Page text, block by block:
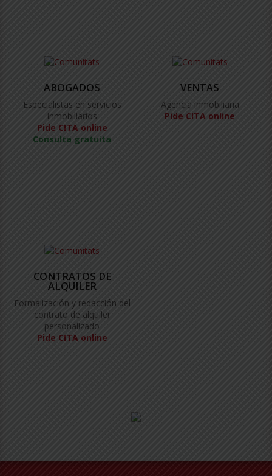
ABOGADOS
Especialistas en servicios
inmobiliarios
Pide CITA online
Consulta gratuita
VENTAS
Agencia inmobiliaria
Pide CITA online
CONTRATOS DE
ALQUILER
Formalización y redacción del
contrato de alquiler
personalizado
Pide CITA online